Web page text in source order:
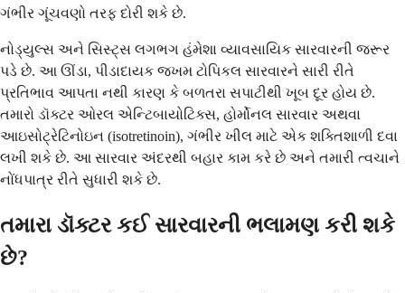
ગંભીર ગૂંચવણો તરફ દોરી શકે છે.
નોડ્યુલ્સ અને સિસ્ટ્સ લગભગ હંમેશા વ્યાવસાયિક સારવારની જરૂર
પડે છે. આ ઊંડા, પીડાદાયક જખમ ટોપિકલ સારવારને સારી રીતે
પ્રતિભાવ આપતા નથી કારણ કે બળતરા સપાટીથી ખૂબ દૂર હોય છે.
તમારો ડૉક્ટર ઓરલ એન્ટિબાયોટિક્સ, હોર્મોનલ સારવાર અથવા
આઇસોટ્રેટિનોઇન (isotretinoin), ગંભીર ખીલ માટે એક શક્તિશાળી દવા
લખી શકે છે. આ સારવાર અંદરથી બહાર કામ કરે છે અને તમારી ત્વચાને
નોંધપાત્ર રીતે સુધારી શકે છે.
તમારા ડૉક્ટર કઈ સારવારની ભલામણ કરી શકે
છે?